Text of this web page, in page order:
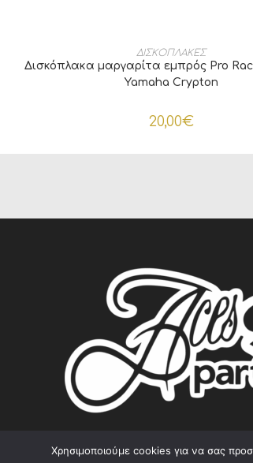
ΠΡΟΣΘΉΚΗ ΣΤΟ ΚΑΛΆΘΙ
ΔΙΣΚΟΠΛΑΚΕΣ
Δισκόπλακα μαργαρίτα εμπρός Pro
Yamaha Crypton
20,00€
Χρησιμοποιούμε cookies για να σας